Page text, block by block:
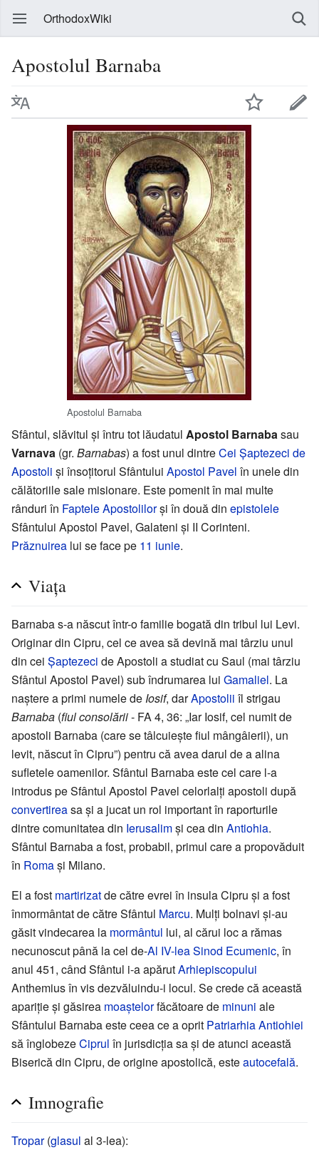
OrthodoxWiki
Apostolul Barnaba
Apostolul Barnaba
Sfântul, slăvitul și întru tot lăudatul Apostol Barnabasau
Varnava (gr. Barnabas) a fost unul dintreCei Șaptezeci de
Apostoli și însoțitorul Sfântului Apostol Pavel în unele din
călătoriile sale misionare. Este pomenit în mai multe
rânduri în Faptele Apostolilorși în două din epistolele
Sfântului Apostol Pavel, Galateni și II Corinteni.
Prăznuirea lui se face pe 11 iunie.
Viața
Barnaba s-a născut într-o familie bogată din tribul lui Levi.
Originar din Cipru, cel ce avea să devină mai târziu unul
din cei Șaptezeci de Apostoli a studiat cu Saul (mai târziu
Sfântul Apostol Pavel) sub îndrumarea lui Gamaliel. La
naștere a primi numele de Iosif, darApostolii îl strigau
Barnaba (fiul consolării- FA 4, 36: „Iar Iosif, cel numit de
apostoli Barnaba (care se tâlcuiește fiul mângâierii), un
levit, născut în Cipru”) pentru că avea darul de a alina
sufletele oamenilor. Sfântul Barnaba este cel care l-a
introdus pe Sfântul Apostol Pavel celorlalți apostoli după
convertireasa și a jucat un rol important în raporturile
dintre comunitatea din Ierusalimși cea din Antiohia.
Sfântul Barnaba a fost, probabil, primul care a propovăduit
în Romași Milano.
El a fost martirizatde către evrei în insula Cipru și a fost
înmormântat de către Sfântul Marcu. Mulți bolnavi și-au
găsit vindecarea la mormântul lui, al cărui loc a rămas
necunoscut până la cel de-Al IV-lea Sinod Ecumenic, în
anul 451, când Sfântul i-a apărutArhiepiscopului
Anthemius în vis dezvăluindu-i locul. Se crede că această
apariție și găsirea moaștelorfăcătoare de minuni ale
Sfântului Barnaba este ceea ce a oprit Patriarhia Antiohiei
să înglobezeCiprul în jurisdicția sa și de atunci această
Biserică din Cipru, de origine apostolică, esteautocefală.
Imnografie
Tropar(glasul al 3-lea):